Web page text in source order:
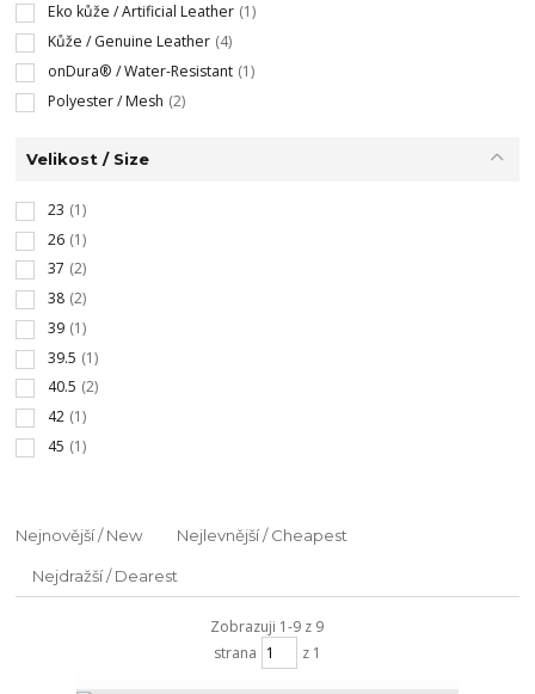
Eko kůže / Artificial Leather (1)
Kůže / Genuine Leather (4)
onDura® / Water-Resistant (1)
Polyester / Mesh (2)
Velikost / Size
23 (1)
26 (1)
37 (2)
38 (2)
39 (1)
39.5 (1)
40.5 (2)
42 (1)
45 (1)
Nejnovější / New Nejlevnější / Cheapest
Nejdražší / Dearest
Zobrazuji 1-9 z 9
strana
z 1